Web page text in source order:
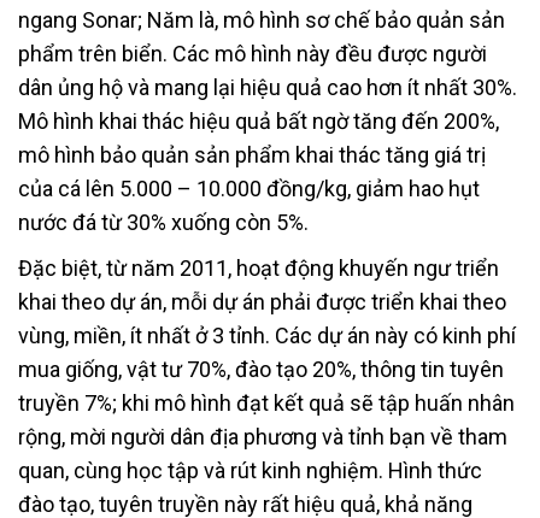
ngang Sonar; Năm là, mô hình sơ chế bảo quản sản
phẩm trên biển. Các mô hình này đều được người
dân ủng hộ và mang lại hiệu quả cao hơn ít nhất 30%.
Mô hình khai thác hiệu quả bất ngờ tăng đến 200%,
mô hình bảo quản sản phẩm khai thác tăng giá trị
của cá lên 5.000 – 10.000 đồng/kg, giảm hao hụt
nước đá từ 30% xuống còn 5%.
Đặc biệt, từ năm 2011, hoạt động khuyến ngư triển
khai theo dự án, mỗi dự án phải được triển khai theo
vùng, miền, ít nhất ở 3 tỉnh. Các dự án này có kinh phí
mua giống, vật tư 70%, đào tạo 20%, thông tin tuyên
truyền 7%; khi mô hình đạt kết quả sẽ tập huấn nhân
rộng, mời người dân địa phương và tỉnh bạn về tham
quan, cùng học tập và rút kinh nghiệm. Hình thức
đào tạo, tuyên truyền này rất hiệu quả, khả năng